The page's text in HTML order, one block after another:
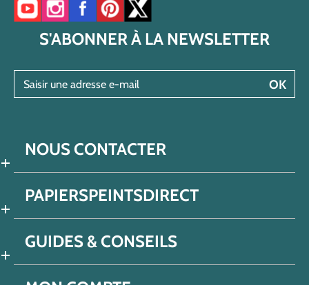
Accéder à notre chaîne YouTube
Accéder à notre compte Instagram
Accéder à notre page Facebook
Accéder à notre compte Pinterest
Accéder à notre compte Twitter/X
S'ABONNER À LA NEWSLETTER
OK
NOUS CONTACTER
PAPIERSPEINTSDIRECT
GUIDES & CONSEILS